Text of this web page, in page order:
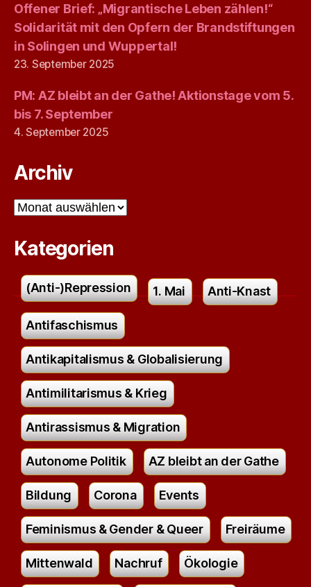
Offener Brief: „Migrantische Leben zählen!“
Solidarität mit den Opfern der Brandstiftungen
in Solingen und Wuppertal!
23. September 2025
PM: AZ bleibt an der Gathe! Aktionstage vom 5.
bis 7. September
4. September 2025
Archiv
Archiv
Kategorien
(Anti-)Repression 1. Mai Anti-Knast
Antifaschismus
Antikapitalismus & Globalisierung
Antimilitarismus & Krieg
Antirassismus & Migration
Autonome Politik AZ bleibt an der Gathe
Bildung Corona Events
Feminismus & Gender & Queer Freiräume
Mittenwald Nachruf Ökologie